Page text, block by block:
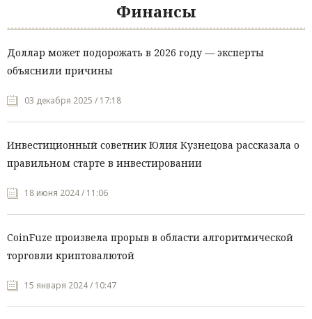
Финансы
Доллар может подорожать в 2026 году — эксперты
объяснили причины
03 декабря 2025 / 17:18
Инвестиционный советник Юлия Кузнецова рассказала о
правильном старте в инвестировании
18 июня 2024 / 11:06
CoinFuze произвела прорыв в области алгоритмической
торговли криптовалютой
15 января 2024 / 10:47